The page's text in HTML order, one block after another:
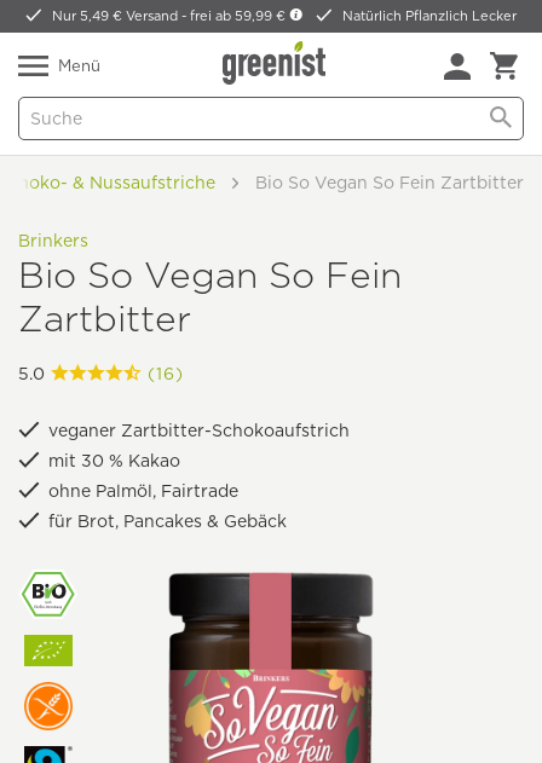
Nur 5,49 € Versand -frei ab 59,99 € Natürlich Pflanzlich Lecker
Menü
& Nussaufstriche Bio So Vegan So Fein Zartbitter
Brinkers
Bio So Vegan So Fein
Zartbitter
5.0 (16)
veganer Zartbitter-Schokoaufstrich
mit 30 % Kakao
ohne Palmöl, Fairtrade
für Brot, Pancakes & Gebäck